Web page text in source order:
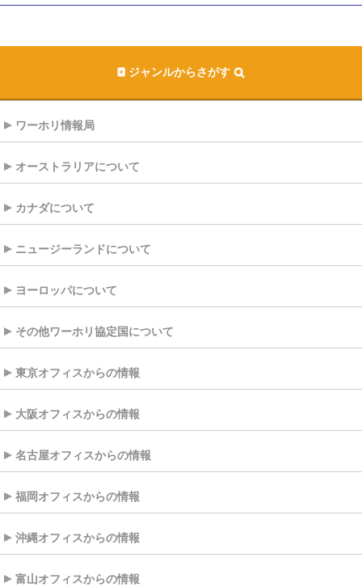
ジャンルからさがす
ワーホリ情報局
オーストラリアについて
カナダについて
ニュージーランドについて
ヨーロッパについて
その他ワーホリ協定国について
東京オフィスからの情報
大阪オフィスからの情報
名古屋オフィスからの情報
福岡オフィスからの情報
沖縄オフィスからの情報
富山オフィスからの情報